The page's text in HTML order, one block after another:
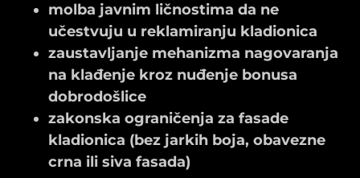
molba javnim ličnostima da ne
učestvuju u reklamiranju kladionica
zaustavljanje mehanizma nagovaranja
na klađenje kroz nuđenje bonusa
dobrodošlice
zakonska ograničenja za fasade
kladionica (bez jarkih boja, obavezne
crna ili siva fasada)